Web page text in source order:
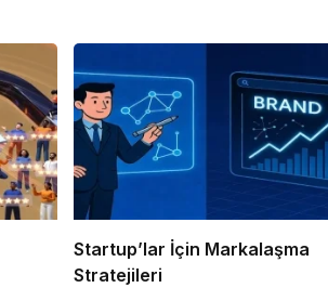
Startup’lar İçin Markalaşma
Stratejileri